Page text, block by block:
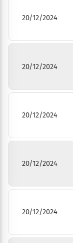
20/12/2024
20/12/2024
20/12/2024
20/12/2024
20/12/2024